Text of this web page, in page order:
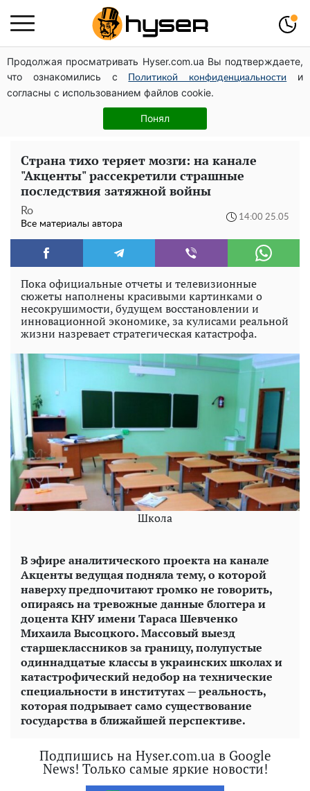
Продолжая просматривать Hyser.com.ua Вы подтверждаете,
что ознакомились с
Политикой конфиденциальности
и
согласны с использованием файлов cookie.
Понял
Украинская авиатранспортная ассоциация обратилась
в Минфин с призывом унифицировать
налогообложение авиализинга
Полностью голая Анна Тринчер блеснула
"прелестями": таких размеров вы еще не видели
Страна тихо теряет мозги: на канале
"Акценты" рассекретили страшные
последствия затяжной войны
Ro
Все материалы автора
14:00 25.05
Пока официальные отчеты и телевизионные
сюжеты наполнены красивыми картинками о
несокрушимости, будущем восстановлении и
инновационной экономике, за кулисами реальной
жизни назревает стратегическая катастрофа.
Школа
В эфире аналитического проекта на канале
Акценты ведущая подняла тему, о которой
наверху предпочитают громко не говорить,
опираясь на тревожные данные блоггера и
доцента КНУ имени Тараса Шевченко
Михаила Высоцкого. Массовый выезд
старшеклассников за границу, полупустые
одиннадцатые классы в украинских школах и
катастрофический недобор на технические
специальности в институтах — реальность,
которая подрывает само существование
государства в ближайшей перспективе.
Подпишись на Hyser.com.ua в Google
News! Только самые яркие новости!